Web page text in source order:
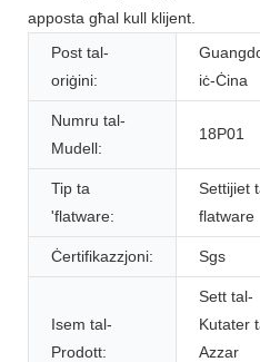
apposta għal kull klijent.
Post tal-
oriġini:
iċ-Ċina
Numru tal-
Mudell:
18P01
Tip ta
'flatware:
Settijiet
flatware
Ċertifikazzjoni: Sgs
Isem tal-
Prodott:
Sett tal-
Kutater
Azzar